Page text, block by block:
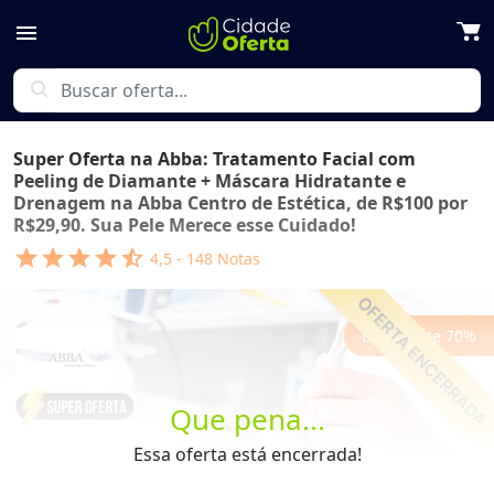
menu
search
Que pena...
Essa oferta está encerrada!
Super Oferta na Abba: Tratamento Facial com
Peeling de Diamante + Máscara Hidratante e
Drenagem na Abba Centro de Estética, de R$100 por
R$29,90. Sua Pele Merece esse Cuidado!
starstarstarstarstar_half 4,5 - 148 Notas
Economize 70%